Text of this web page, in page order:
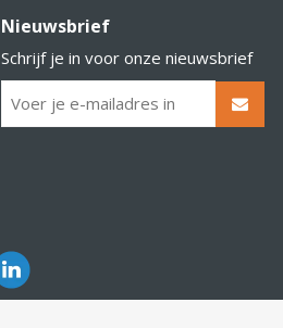
Nieuwsbrief
Schrijf je in voor onze nieuwsbrief